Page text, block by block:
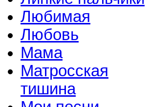
Любимая
Любовь
Мама
Матросская
тишина